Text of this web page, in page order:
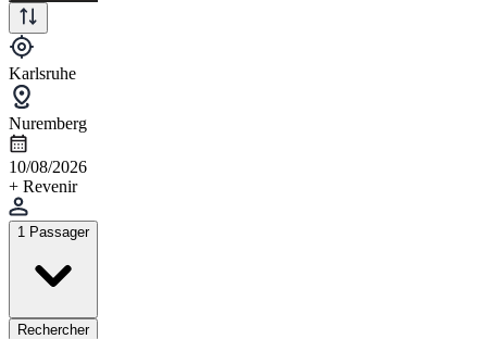
Karlsruhe
Nuremberg
10/08/2026
+ Revenir
1 Passager
Rechercher